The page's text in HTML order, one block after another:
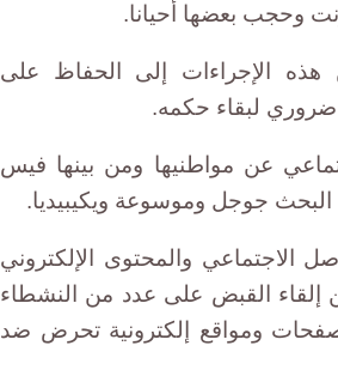
وحجب بعضها أحيانا.
هذه الإجراءات إلى الحفاظ على
ضروري لبقاء حكمه.
عن مواطنيها ومن بينها فيس
البحث جوجل وموسوعة ويكيبيديا.
الاجتماعي والمحتوى الإلكتروني
إلقاء القبض على عدد من النشطاء
ومواقع إلكترونية تحرض ضد